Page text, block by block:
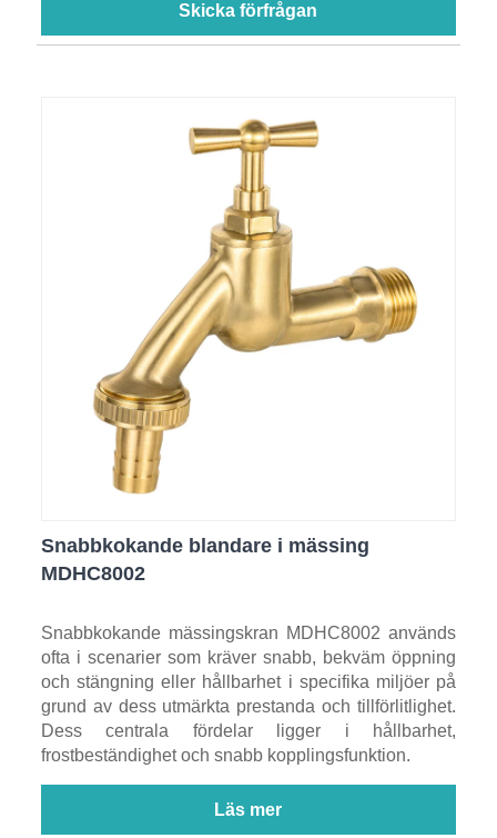
Skicka förfrågan
Snabbkokande blandare i mässing
MDHC8002
Snabbkokande mässingskran MDHC8002 används
ofta i scenarier som kräver snabb, bekväm öppning
och stängning eller hållbarhet i specifika miljöer på
grund av dess utmärkta prestanda och tillförlitlighet.
Dess centrala fördelar ligger i hållbarhet,
frostbeständighet och snabb kopplingsfunktion.
Läs mer